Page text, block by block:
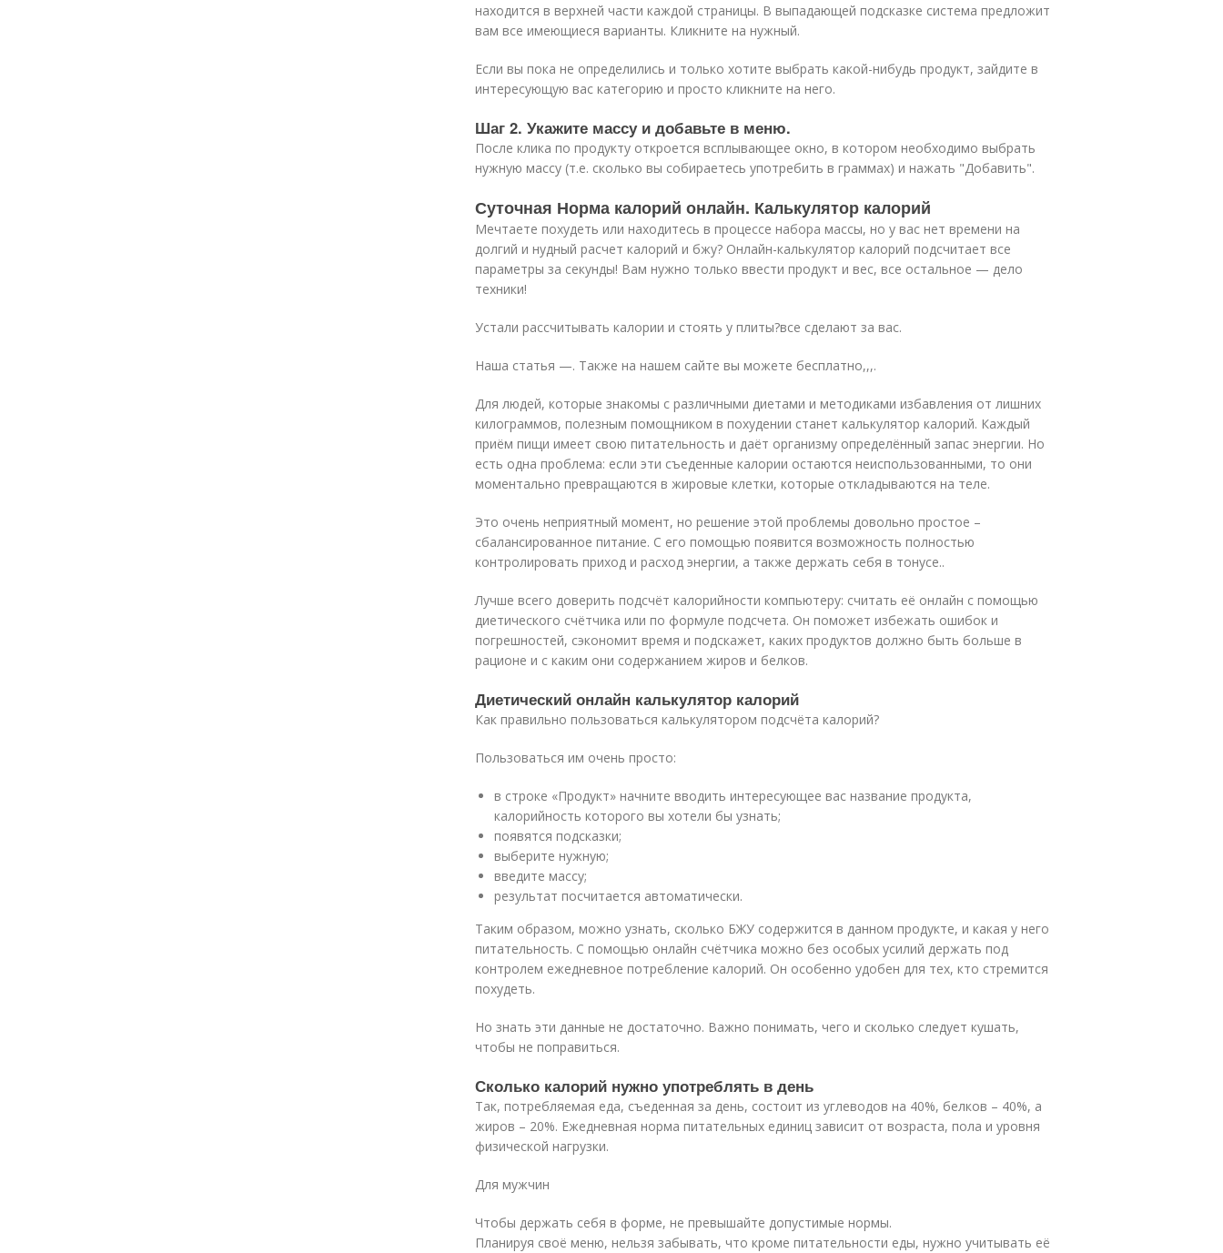
находится в верхней части каждой страницы. В выпадающей подсказке система предложит
вам все имеющиеся варианты. Кликните на нужный.
Если вы пока не определились и только хотите выбрать какой-нибудь продукт, зайдите в
интересующую вас категорию и просто кликните на него.
Шаг 2. Укажите массу и добавьте в меню.
После клика по продукту откроется всплывающее окно, в котором необходимо выбрать
нужную массу (т.е. сколько вы собираетесь употребить в граммах) и нажать "Добавить".
Суточная Норма калорий онлайн. Калькулятор калорий
Мечтаете похудеть или находитесь в процессе набора массы, но у вас нет времени на
долгий и нудный расчет калорий и бжу? Онлайн-калькулятор калорий подсчитает все
параметры за секунды! Вам нужно только ввести продукт и вес, все остальное — дело
техники!
Устали рассчитывать калории и стоять у плиты?все сделают за вас.
Наша статья —. Также на нашем сайте вы можете бесплатно,,,.
Для людей, которые знакомы с различными диетами и методиками избавления от лишних
килограммов, полезным помощником в похудении станет калькулятор калорий. Каждый
приём пищи имеет свою питательность и даёт организму определённый запас энергии. Но
есть одна проблема: если эти съеденные калории остаются неиспользованными, то они
моментально превращаются в жировые клетки, которые откладываются на теле.
Это очень неприятный момент, но решение этой проблемы довольно простое –
сбалансированное питание. С его помощью появится возможность полностью
контролировать приход и расход энергии, а также держать себя в тонусе..
Лучше всего доверить подсчёт калорийности компьютеру: считать её онлайн с помощью
диетического счётчика или по формуле подсчета. Он поможет избежать ошибок и
погрешностей, сэкономит время и подскажет, каких продуктов должно быть больше в
рационе и с каким они содержанием жиров и белков.
Диетический онлайн калькулятор калорий
Как правильно пользоваться калькулятором подсчёта калорий?
Пользоваться им очень просто:
в строке «Продукт» начните вводить интересующее вас название продукта,
калорийность которого вы хотели бы узнать;
появятся подсказки;
выберите нужную;
введите массу;
результат посчитается автоматически.
Таким образом, можно узнать, сколько БЖУ содержится в данном продукте, и какая у него
питательность. С помощью онлайн счётчика можно без особых усилий держать под
контролем ежедневное потребление калорий. Он особенно удобен для тех, кто стремится
похудеть.
Но знать эти данные не достаточно. Важно понимать, чего и сколько следует кушать,
чтобы не поправиться.
Сколько калорий нужно употреблять в день
Так, потребляемая еда, съеденная за день, состоит из углеводов на 40%, белков – 40%, а
жиров – 20%. Ежедневная норма питательных единиц зависит от возраста, пола и уровня
физической нагрузки.
Для мужчин
Чтобы держать себя в форме, не превышайте допустимые нормы.
Планируя своё меню, нельзя забывать, что кроме питательности еды, нужно учитывать её